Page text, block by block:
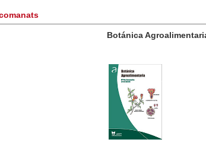
Agroalimentaria
35,00 €
IVA INCLÒS